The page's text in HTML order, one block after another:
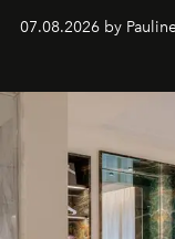
inédites et
générationnel.
07.08.2026 by